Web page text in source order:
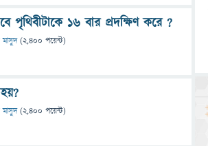
পৃথিবীটাকে ১৬ বার প্রদক্ষিণ করে ?
(2,400 পয়েন্ট)
(2,400 পয়েন্ট)